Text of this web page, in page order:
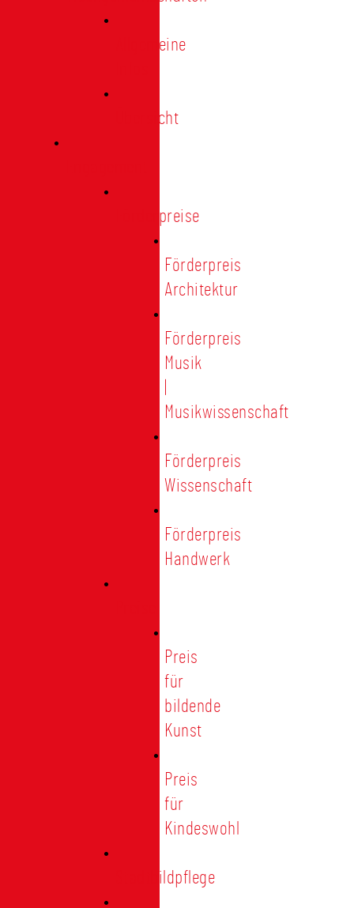
Allgemeine
Übersicht
Förderpreise
Förderpreis
Architektur
Förderpreis
Musik
Musikwissenschaft
Förderpreis
Wissenschaft
Förderpreis
Handwerk
Preis
für
bildende
Kunst
Preis
für
Kindeswohl
Stadtbildpflege